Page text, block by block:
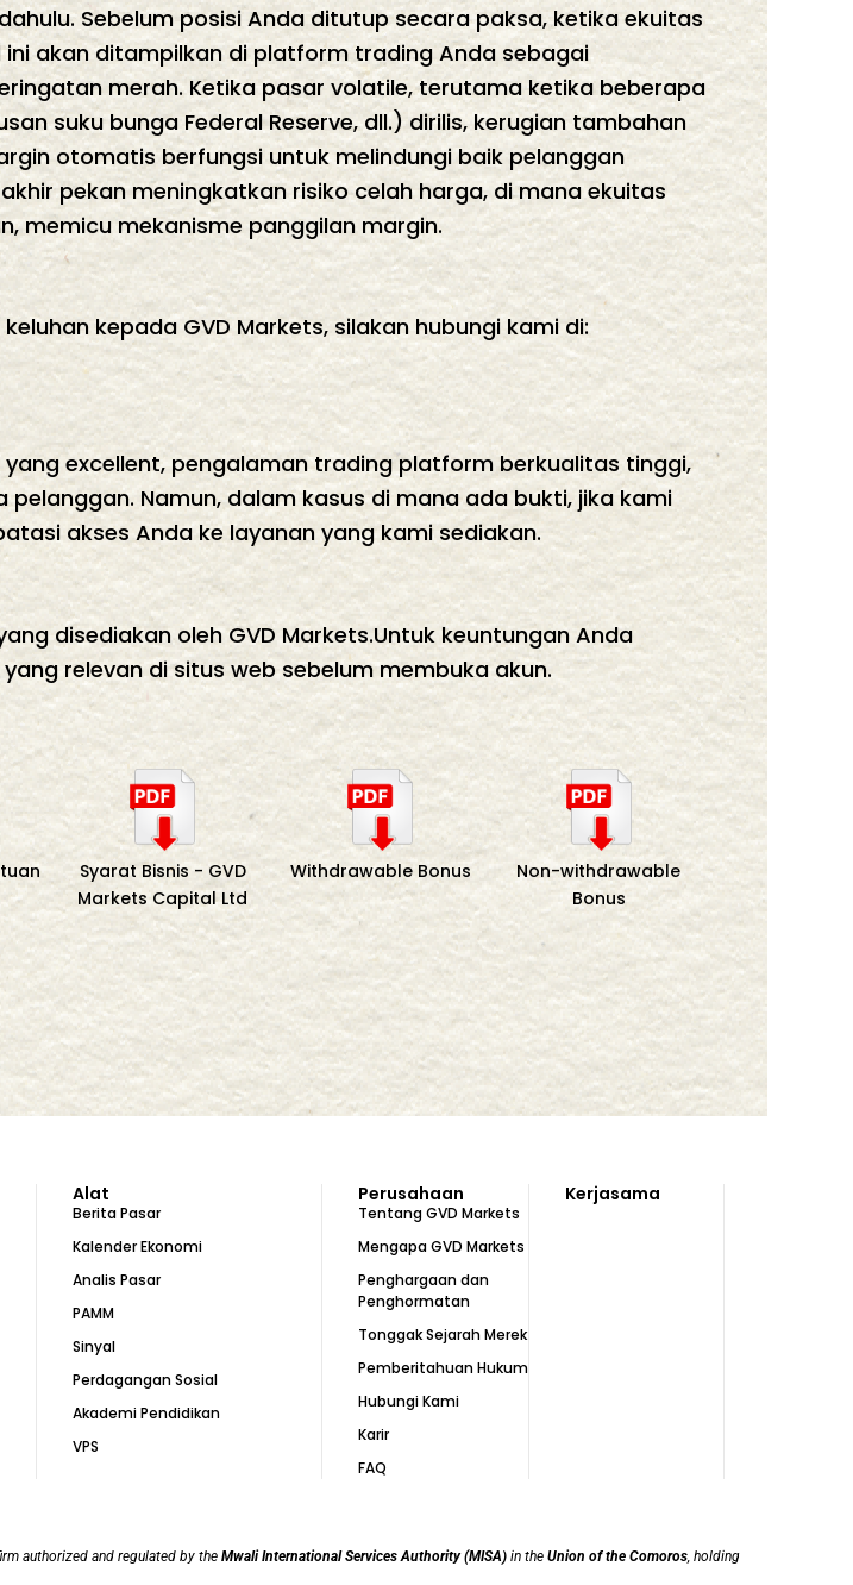
Sebelum posisi Anda ditutup secara paksa, ketika ekuitas
akan ditampilkan di platform trading Anda sebagai
merah. Ketika pasar volatile, terutama ketika beberapa
suku bunga Federal Reserve, dll.) dirilis, kerugian tambahan
otomatis berfungsi untuk melindungi baik pelanggan
pekan meningkatkan risiko celah harga, di mana ekuitas
memicu mekanisme panggilan margin.
kepada GVD Markets, silakan hubungi kami di:
excellent, pengalaman trading platform berkualitas tinggi,
Namun, dalam kasus di mana ada bukti, jika kami
akses Anda ke layanan yang kami sediakan.
disediakan oleh GVD Markets.Untuk keuntungan Anda
relevan di situs web sebelum membuka akun.
Syarat Bisnis - GVD
Markets Capital Ltd
Withdrawable Bonus
Non-withdrawable
Bonus
Alat
Berita Pasar
Kalender Ekonomi
Analis Pasar
PAMM
Sinyal
Perdagangan Sosial
Akademi Pendidikan
VPS
Perusahaan
Tentang GVD Markets
Mengapa GVD Markets
Penghargaan dan
Penghormatan
Tonggak Sejarah Merek
Pemberitahuan Hukum
Hubungi Kami
Karir
FAQ
Kerjasama
authorized and regulated by the Mwali International Services Authority (MISA) in the Union of the Comoros, holding